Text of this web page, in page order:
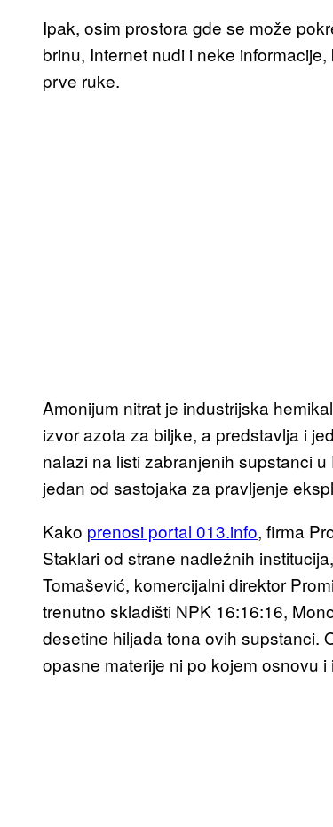
Ipak, osim prostora gde se može
brinu, Internet nudi i neke
prve ruke.
Amonijum nitrat je industrijska
izvor azota za biljke, a predstavlja i
nalazi na listi zabranjenih supstanci
jedan od sastojaka za pravljenje
Kako prenosi portal 013.info, firma
Staklari od strane nadležnih
Tomašević, komercijalni direktor
trenutno skladišti NPK 16:16:16,
desetine hiljada tona ovih supstanci.
opasne materije ni po kojem osnovu